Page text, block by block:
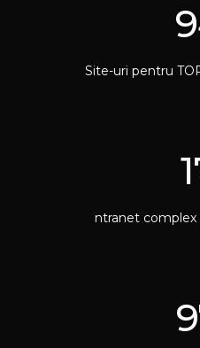
Site-uri pentru
ntranet